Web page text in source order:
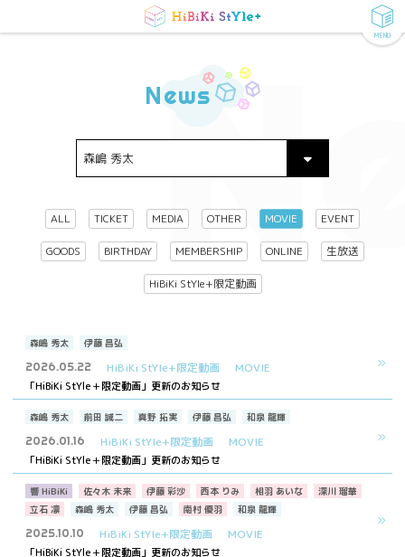
MENU
News
ALL TICKET MEDIA OTHER MOVIE EVENT
GOODS BIRTHDAY MEMBERSHIP ONLINE 生放送
HiBiKi StYle+限定動画
森嶋 秀太 伊藤 昌弘
2026.05.22 HiBiKi StYle+限定動画 MOVIE
「HiBiKi StYle＋限定動画」更新のお知らせ
森嶋 秀太 前田 誠二 真野 拓実 伊藤 昌弘 和泉 龍輝
2026.01.16 HiBiKi StYle+限定動画 MOVIE
「HiBiKi StYle＋限定動画」更新のお知らせ
響 HiBiKi 佐々木 未来 伊藤 彩沙 西本 りみ 相羽 あいな
深川 瑠華
立石 凛
森嶋 秀太 伊藤 昌弘 南村 優羽 和泉 龍輝
2025.10.10 HiBiKi StYle+限定動画 MOVIE
「HiBiKi StYle＋限定動画」更新のお知らせ